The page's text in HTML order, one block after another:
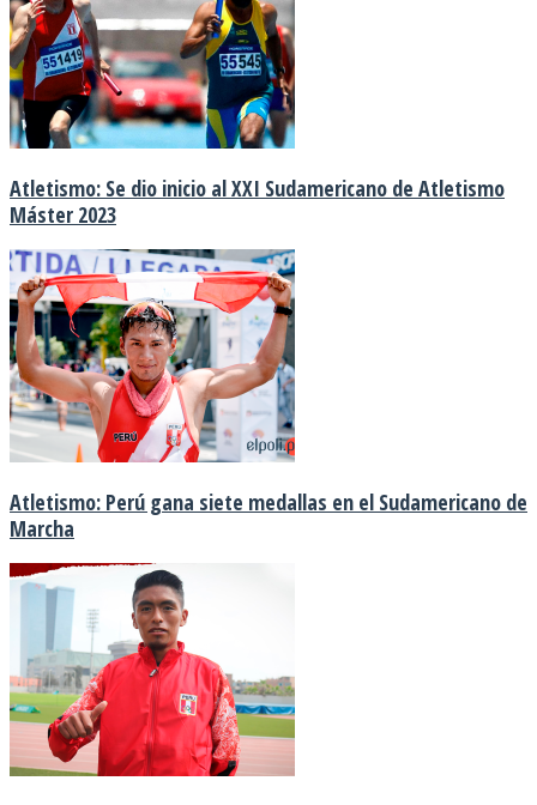
Atletismo: Se dio inicio al XXI Sudamericano de Atletismo
Máster 2023
Atletismo: Perú gana siete medallas en el Sudamericano de
Marcha